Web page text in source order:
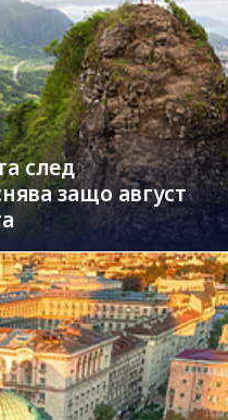
след
защо август